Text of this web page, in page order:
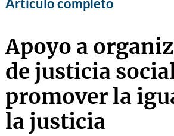
Artículo completo
Apoyo a
de justicia
promover la
la justicia